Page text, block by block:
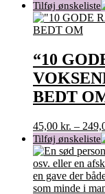
“10
BEDT
45,00 kr. –